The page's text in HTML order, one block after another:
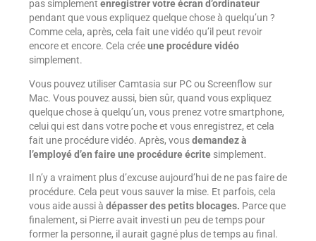
pas simplement enregistrer votre écran d’ordinateur
pendant que vous expliquez quelque chose à quelqu’un ?
Comme cela, après, cela fait une vidéo qu’il peut revoir
encore et encore. Cela créeune procédure vidéo
simplement.
Vous pouvez utiliser Camtasia sur PC ou Screenflow sur
Mac. Vous pouvez aussi, bien sûr, quand vous expliquez
quelque chose à quelqu’un, vous prenez votre smartphone,
celui qui est dans votre poche et vous enregistrez, et cela
fait une procédure vidéo. Après, vousdemandez à
l’employé d’en faire une procédure écritesimplement.
Il n’y a vraiment plus d’excuse aujourd’hui de ne pas faire de
procédure. Cela peut vous sauver la mise. Et parfois, cela
vous aide aussi à dépasser des petits blocages. Parce que
finalement, si Pierre avait investi un peu de temps pour
former la personne, il aurait gagné plus de temps au final.